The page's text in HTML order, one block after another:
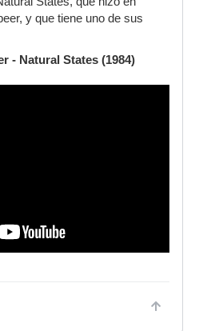
y que tiene uno de sus
- Natural States (1984)